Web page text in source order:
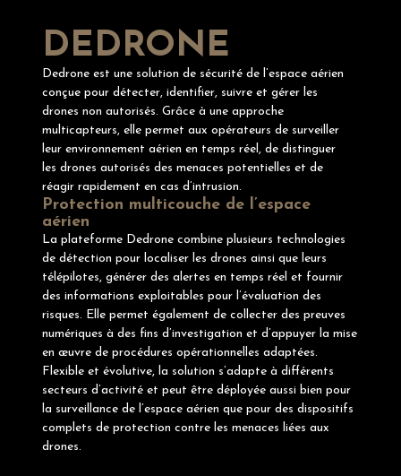
DEDRONE
Dedrone est une solution de sécurité de l’espace aérien
conçue pour détecter, identifier, suivre et gérer les
drones non autorisés. Grâce à une approche
multicapteurs, elle permet aux opérateurs de surveiller
leur environnement aérien en temps réel, de distinguer
les drones autorisés des menaces potentielles et de
réagir rapidement en cas d’intrusion.
Protection multicouche de l’espace
aérien
La plateforme Dedrone combine plusieurs technologies
de détection pour localiser les drones ainsi que leurs
télépilotes, générer des alertes en temps réel et fournir
des informations exploitables pour l’évaluation des
risques. Elle permet également de collecter des preuves
numériques à des fins d’investigation et d’appuyer la mise
en œuvre de procédures opérationnelles adaptées.
Flexible et évolutive, la solution s’adapte à différents
secteurs d’activité et peut être déployée aussi bien pour
la surveillance de l’espace aérien que pour des dispositifs
complets de protection contre les menaces liées aux
drones.